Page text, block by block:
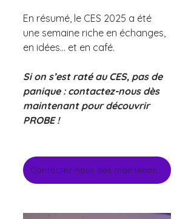
En résumé, le CES 2025 a été
une semaine riche en échanges,
en idées… et en café.
Si on s’est raté au CES, pas de
panique : contactez-nous dès
maintenant pour découvrir
PROBE !
Contactez-nous dès maintenant !